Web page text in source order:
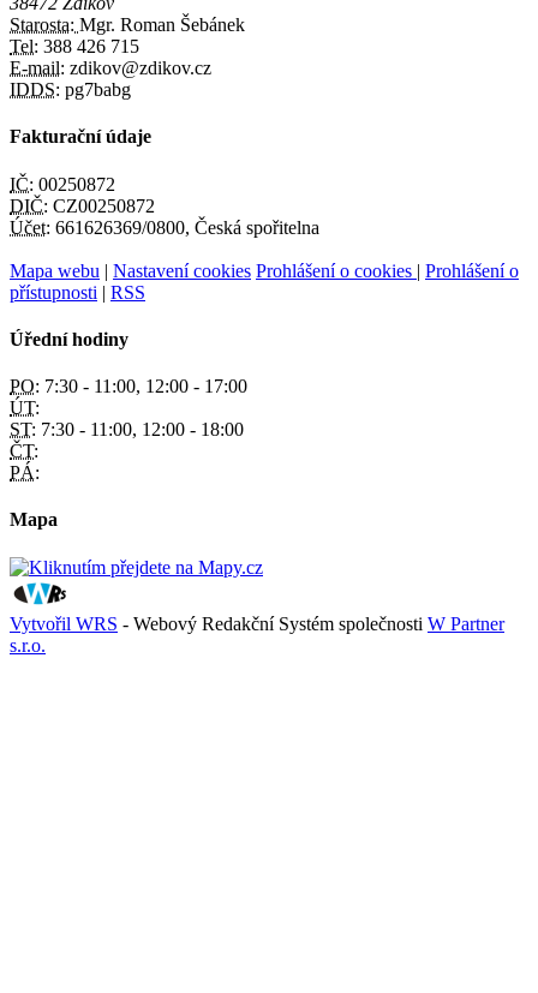
Starosta: Mgr. Roman Šebánek
Tel: 388 426 715
E-mail: zdikov@zdikov.cz
IDDS: pg7babg
Fakturační údaje
IČ: 00250872
DIČ: CZ00250872
Účet: 661626369/0800, Česká spořitelna
Mapa webu | Nastavení cookies Prohlášení o cookies | Prohlášení o
přístupnosti | RSS
Úřední hodiny
PO: 7:30 - 11:00, 12:00 - 17:00
ÚT:
ST: 7:30 - 11:00, 12:00 - 18:00
ČT:
PÁ:
Mapa
Vytvořil WRS - Webový Redakční Systém společnosti W Partner
s.r.o.